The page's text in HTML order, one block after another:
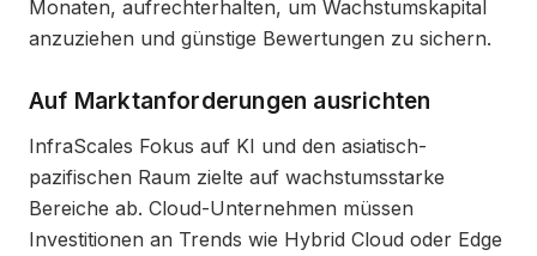
Monaten, aufrechterhalten, um Wachstumskapital
anzuziehen und günstige Bewertungen zu sichern.
Auf Marktanforderungen ausrichten
InfraScales Fokus auf KI und den asiatisch-
pazifischen Raum zielte auf wachstumsstarke
Bereiche ab. Cloud-Unternehmen müssen
Investitionen an Trends wie Hybrid Cloud oder Edge